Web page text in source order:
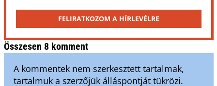
FELIRATKOZOM A HÍRLEVÉLRE
Összesen 8 komment
A kommentek nem szerkesztett tartalmak,
tartalmuk a szerzőjük álláspontját tükrözi.